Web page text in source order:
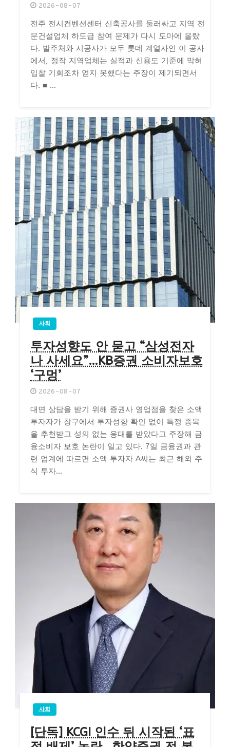
2026-08-07
전주 전시컨벤션센터 신축공사를 둘러싸고 지역 전
문건설업체 하도급 참여 문제가 다시 도마에 올랐
다. 발주처와 시공사가 모두 롯데 계열사인 이 공사
에서, 정작 지역업체는 실적과 신용도 기준에 막혀
입찰 기회조차 얻지 못했다는 주장이 제기되면서
다. ■ ...
사회
투자성향도 안 묻고 “삼성전자
나 사세요”…KB증권 소비자보호
‘구멍’
2026-08-07
대면 상담을 받기 위해 증권사 영업점을 찾은 소액
투자자가 창구에서 투자성향 확인 없이 특정 종목
을 추천받고 성의 없는 응대를 받았다고 주장해 금
융소비자 보호 논란이 일고 있다. 7일 금융권과 관
련 업계에 따르면 소액 투자자 A씨는 최근 해외 주
식 투자...
사회
[단독] KCGI 인수 뒤 시작된 ‘표